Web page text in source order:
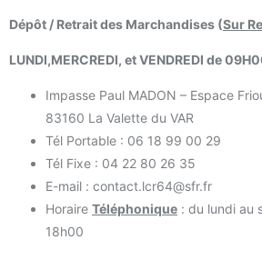
Dépôt / Retrait des Marchandises (Sur
LUNDI,MERCREDI, et VENDREDI de
Impasse Paul MADON – Espace
83160 La Valette du VAR
Tél Portable : 06 18 99 00 29
Tél Fixe : 04 22 80 26 35
E-mail : contact.lcr64@sfr.fr
Horaire Téléphonique : du lundi au
18h00